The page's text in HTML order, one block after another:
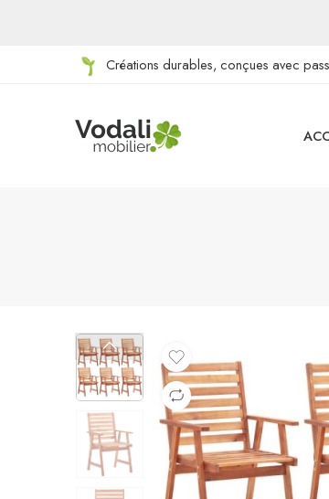
Créations durables, conçues avec